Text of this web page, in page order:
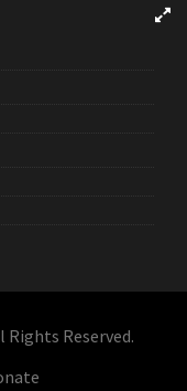
Reserved.